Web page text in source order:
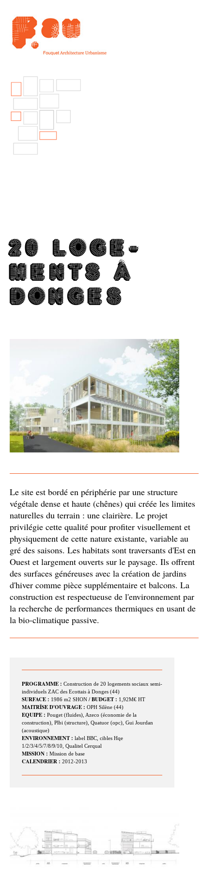
20 LO­GE­
MENTS À
DONGES
Le site est bordé en périphérie par une structure
végétale dense et haute (chênes) qui créée les limites
naturelles du terrain : une clairière. Le projet
privilégie cette qualité pour profiter visuellement et
physiquement de cette nature existante, variable au
gré des saisons. Les habitats sont traversants d'Est en
Ouest et largement ouverts sur le paysage. Ils offrent
des surfaces généreuses avec la création de jardins
d'hiver comme pièce supplémentaire et balcons. La
construction est respectueuse de l'environnement par
la recherche de performances thermiques en usant de
la bio-climatique passive.
PROGRAMME : Construction de 20 logements sociaux semi-
individuels ZAC des Ecottais à Donges (44)
SURFACE : 1986 m2 SHON / BUDGET : 1,92M€ HT
MAITRÎSE D'OUVRAGE : OPH Silène (44)
EQUIPE : Pouget (fluides), Azeco (économie de la
construction), Plbi (structure), Quatuor (opc), Gui Jourdan
(acoustique)
ENVIRONNEMENT : label BBC, cibles Hqe
1/2/3/4/5/7/8/9/10, Qualitel Cerqual
MISSION : Mission de base
CALENDRIER : 2012-2013